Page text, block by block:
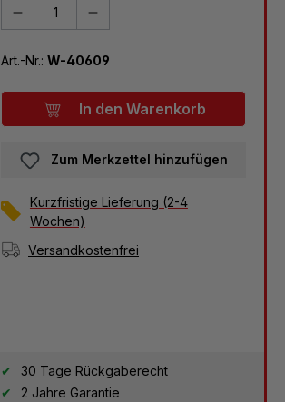
Art.-Nr.: W-40609
In den Warenkorb
Zum Merkzettel hinzufügen
Kurzfristige Lieferung (2-4
Wochen)
Versandkostenfrei
30 Tage Rückgaberecht
2 Jahre Garantie